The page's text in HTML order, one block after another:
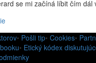
se mi začíná líbit čím dál
• Pošli tip• Cookies•
• Etický kódex